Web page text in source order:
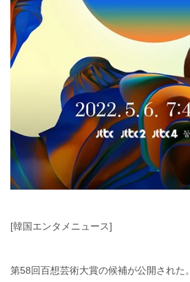
[韓国エンタメニュース]
第58回百想芸術大賞の候補が公開された。